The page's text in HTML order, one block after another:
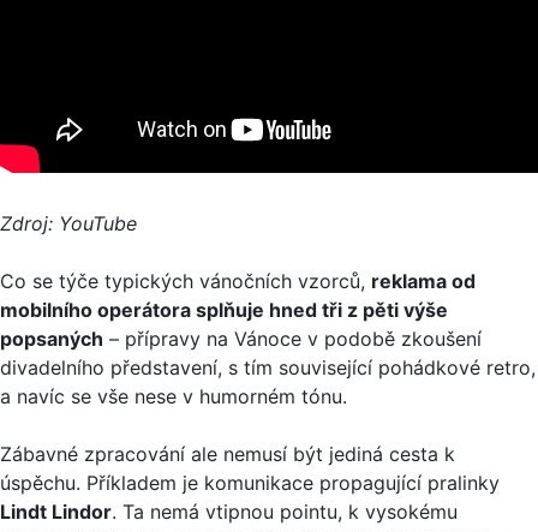
Zdroj: YouTube
Co se týče typických vánočních vzorců, reklama od
mobilního operátora splňuje hned tři z pěti výše
popsaných – přípravy na Vánoce v podobě zkoušení
divadelního představení, s tím související pohádkové retro,
a navíc se vše nese v humorném tónu.
Zábavné zpracování ale nemusí být jediná cesta k
úspěchu. Příkladem je komunikace propagující pralinky
Lindt Lindor. Ta nemá vtipnou pointu, k vysokému